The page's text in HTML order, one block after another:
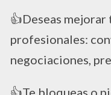
👍Deseas
profesionales:
negociaciones,
👍Te bloqueas o